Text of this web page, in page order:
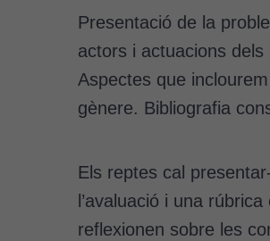
Presentació de la
actors i actuacions
Aspectes que
gènere. Bibliografia
Els reptes cal
l’avaluació i una
reflexionen sobre les